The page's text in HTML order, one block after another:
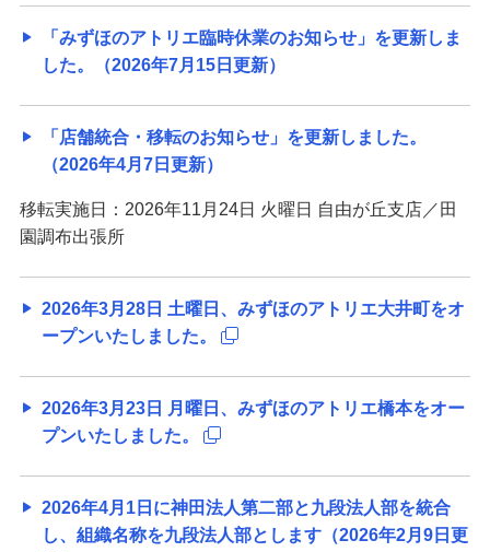
「みずほのアトリエ臨時休業のお知らせ」を更新しま
した。（2026年7月15日更新）
「店舗統合・移転のお知らせ」を更新しました。
（2026年4月7日更新）
移転実施日：2026年11月24日 火曜日 自由が丘支店／田
園調布出張所
2026年3月28日 土曜日、みずほのアトリエ大井町をオ
ープンいたしました。
2026年3月23日 月曜日、みずほのアトリエ橋本をオー
プンいたしました。
2026年4月1日に神田法人第二部と九段法人部を統合
し、組織名称を九段法人部とします（2026年2月9日更